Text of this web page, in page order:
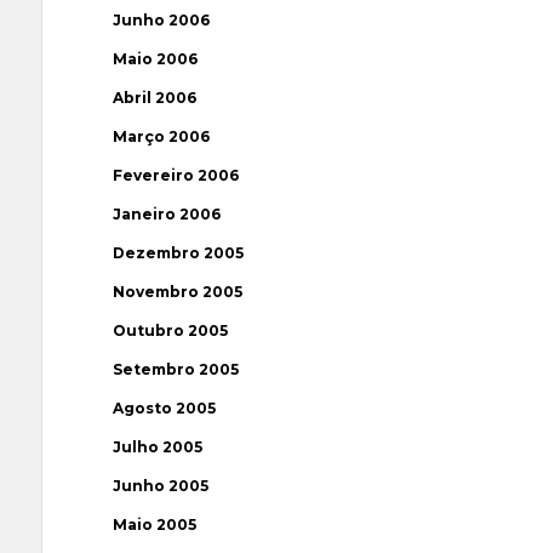
Junho 2006
Maio 2006
Abril 2006
Março 2006
Fevereiro 2006
Janeiro 2006
Dezembro 2005
Novembro 2005
Outubro 2005
Setembro 2005
Agosto 2005
Julho 2005
Junho 2005
Maio 2005